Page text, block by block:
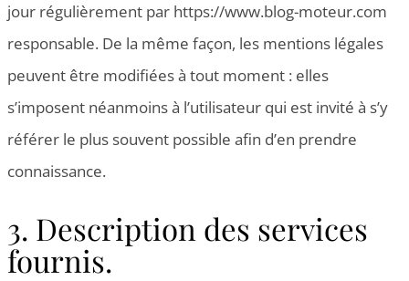
jour régulièrement par https://www.blog-moteur.com
responsable. De la même façon, les mentions légales
peuvent être modifiées à tout moment : elles
s’imposent néanmoins à l’utilisateur qui est invité à s’y
référer le plus souvent possible afin d’en prendre
connaissance.
3. Description des services
fournis.